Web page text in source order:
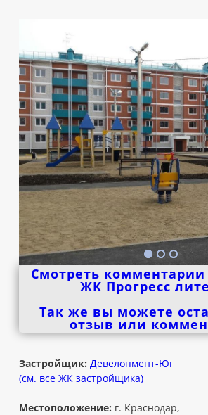
ВСЕ КОТТЕДЖНЫЕ
Смотреть
ЖК Прогресс
Так же вы можете
отзыв или
Застройщик: Девелопмент-Юг
(см. все ЖК застройщика)
Местоположение: г. Краснодар,